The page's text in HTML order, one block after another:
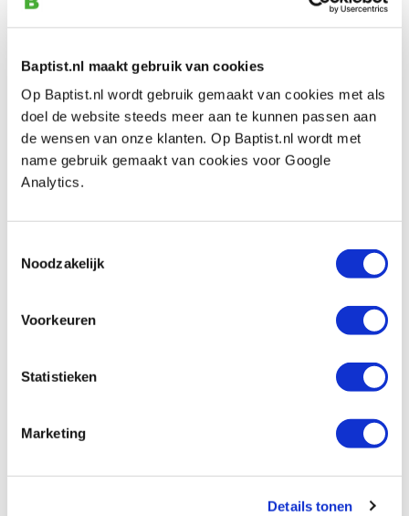
Baptist.nl maakt gebruik van cookies
Op Baptist.nl wordt gebruik gemaakt van cookies met als
doel de website steeds meer aan te kunnen passen aan
de wensen van onze klanten. Op Baptist.nl wordt met
name gebruik gemaakt van cookies voor Google
Analytics.
Noodzakelijk
Voorkeuren
Statistieken
Marketing
Details tonen
Artikelnummer: 18821
€ 15,00 incl. btw
Op voorraad
Vergelijken
€ 18,39 excl. btw